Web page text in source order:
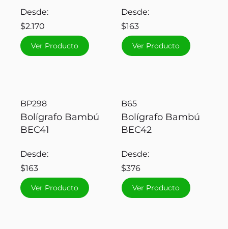
Desde:
$2.170
Ver Producto
Desde:
$163
Ver Producto
BP298
Bolígrafo Bambú
BEC41
Desde:
$163
Ver Producto
B65
Bolígrafo Bambú
BEC42
Desde:
$376
Ver Producto